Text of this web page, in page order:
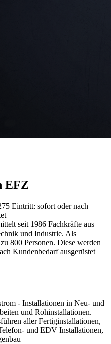
EFZ
Eintritt: sofort oder nach
seit 1986 Fachkräfte aus
und Industrie. Als
800 Personen. Diese werden
Kundenbedarf ausgerüstet
- Installationen in Neu- und
und Rohinstallationen.
aller Fertiginstallationen,
und EDV Installationen,